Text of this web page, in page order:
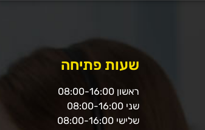
שעות פתיחה
ראשון 08:00-16:00
שני 08:00-16:00
שלישי 08:00-16:00